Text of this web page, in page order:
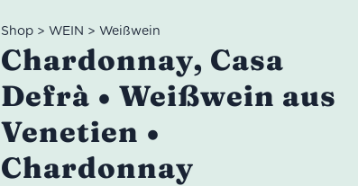
Shop >WEIN >Weißwein
Chardonnay, Casa
Defrà • Weißwein aus
Venetien •
Chardonnay